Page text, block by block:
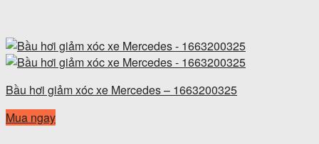
Bầu hơi giảm xóc xe Mercedes – 1663200325
Mua ngay